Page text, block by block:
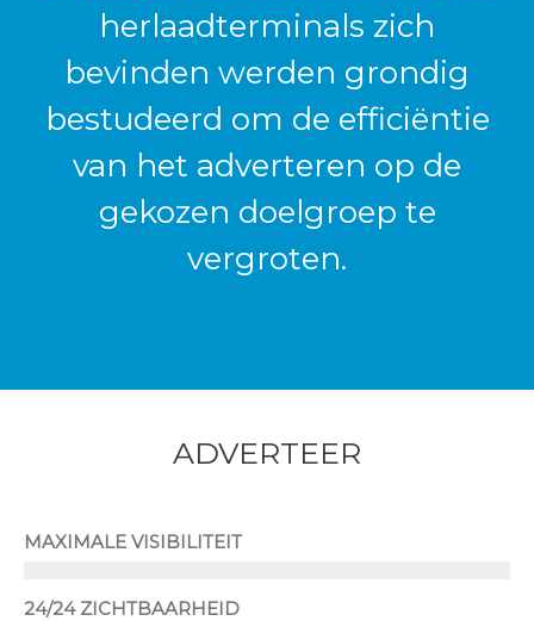
herlaadterminals zich
bevinden werden grondig
bestudeerd om de efficiëntie
van het adverteren op de
gekozen doelgroep te
vergroten.
ADVERTEER
MAXIMALE VISIBILITEIT
24/24 ZICHTBAARHEID